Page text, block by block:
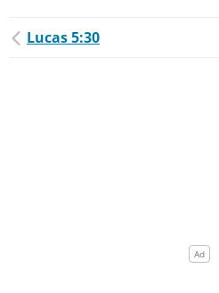
Lucas 5:30